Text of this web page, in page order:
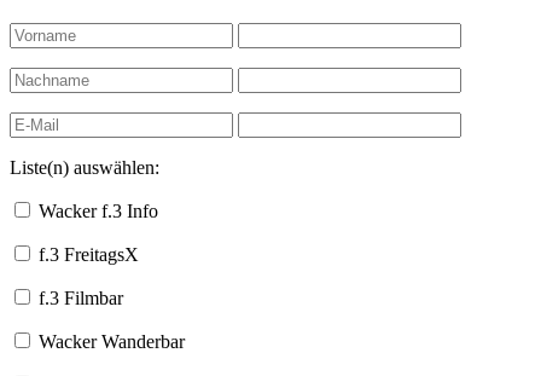
Liste(n) auswählen:
Wacker f.3 Info
f.3 FreitagsX
f.3 Filmbar
Wacker Wanderbar